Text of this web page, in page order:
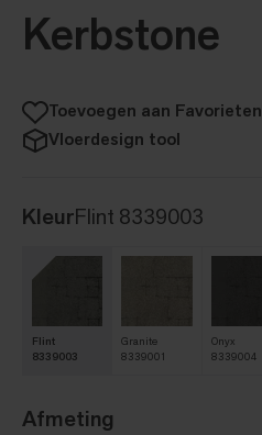
Kerbstone
Toevoegen aan Favorieten
Vloerdesign tool
KleurFlint 8339003
Flint
8339003
Granite
8339001
Onyx
8339004
Afmeting